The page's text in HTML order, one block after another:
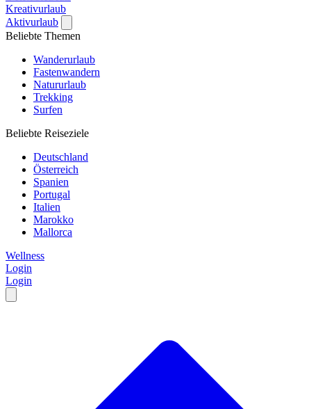
Kreativurlaub
Aktivurlaub
Beliebte Themen
Wanderurlaub
Fastenwandern
Natururlaub
Trekking
Surfen
Beliebte Reiseziele
Deutschland
Österreich
Spanien
Portugal
Italien
Marokko
Mallorca
Wellness
Login
Login